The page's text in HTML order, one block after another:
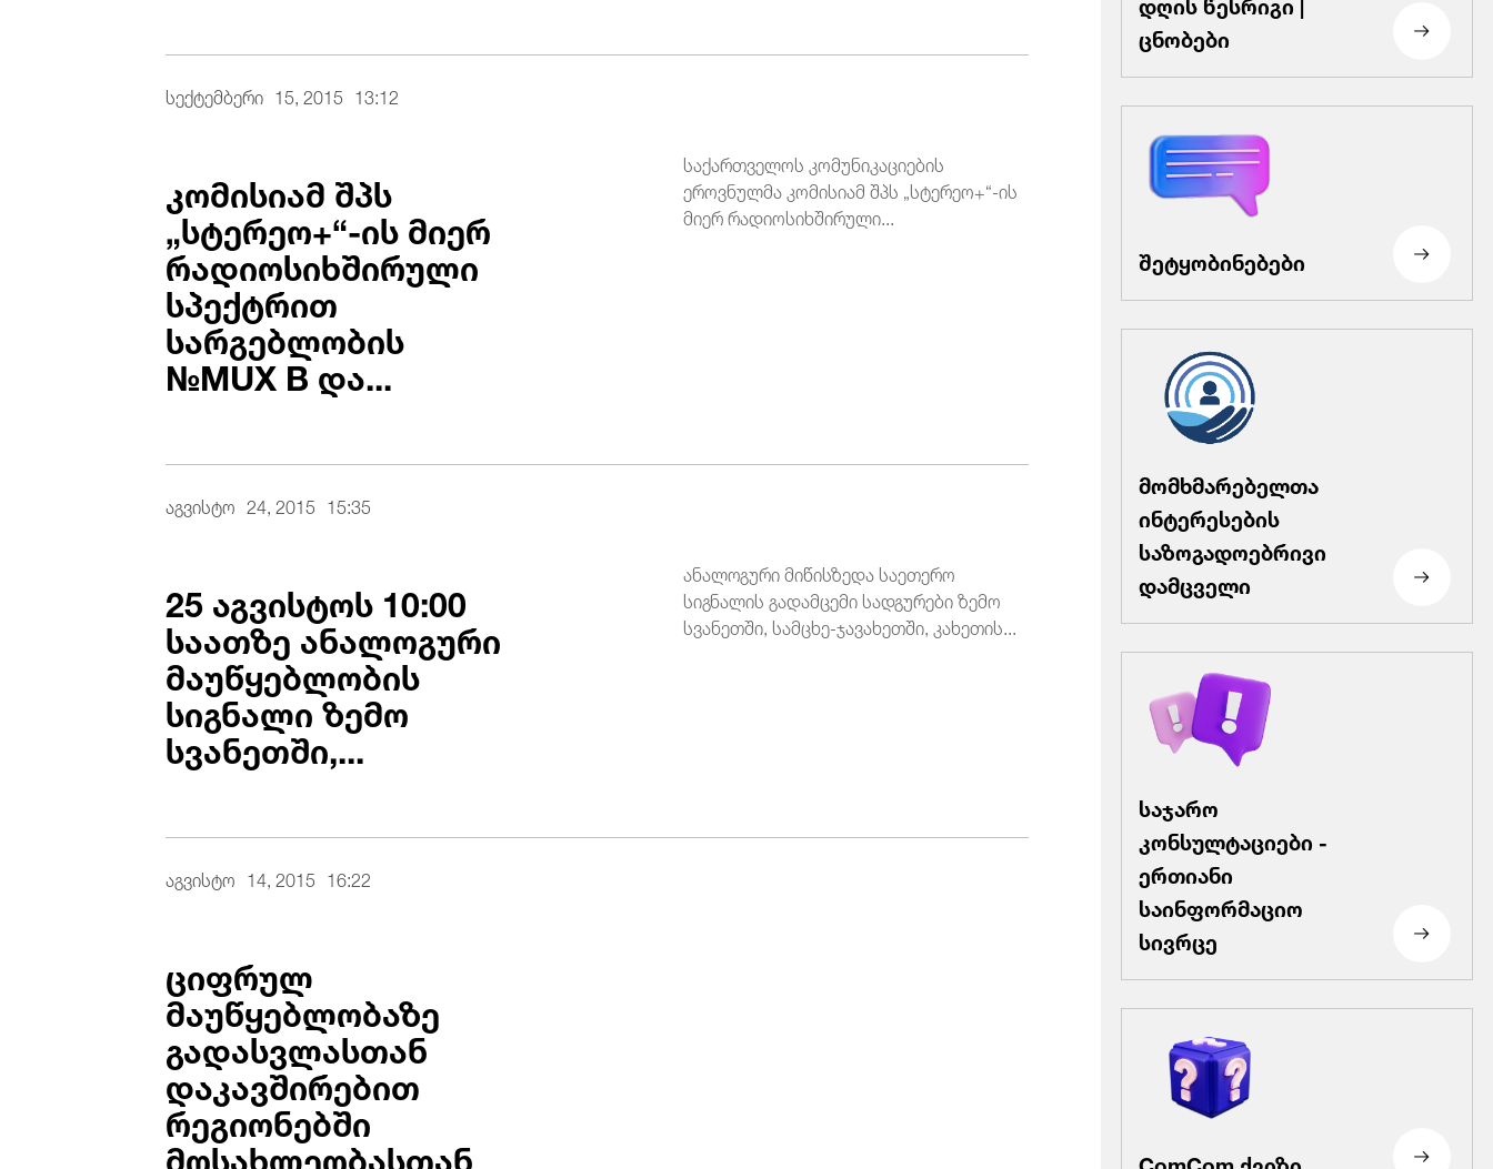
სექტემბერი 15, 2015 13:12
კომისიამ შპს
„სტერეო+“-ის მიერ
რადიოსიხშირული
სპექტრით
სარგებლობის
№MUX B და...
საქართველოს კომუნიკაციების
ეროვნულმა კომისიამ შპს „სტერეო+“-ის
მიერ რადიოსიხშირული...
აგვისტო 24, 2015 15:35
25 აგვისტოს 10:00
საათზე ანალოგური
მაუწყებლობის
სიგნალი ზემო
სვანეთში,...
ანალოგური მიწისზედა საეთერო
სიგნალის გადამცემი სადგურები ზემო
სვანეთში, სამცხე-ჯავახეთში, კახეთის...
აგვისტო 14, 2015 16:22
ციფრულ
მაუწყებლობაზე
გადასვლასთან
დაკავშირებით
რეგიონებში
მოსახლეობასთან
ცნობები
შეტყობინებები
მომხმარებელთა
ინტერესების
საზოგადოებრივი
დამცველი
საჯარო
კონსულტაციები -
ერთიანი
საინფორმაციო
სივრცე